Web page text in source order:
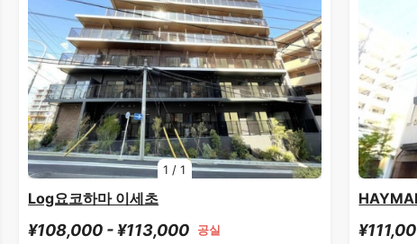
1 /1
Log요코하마 이세초
¥108,000 - ¥113,000 공실